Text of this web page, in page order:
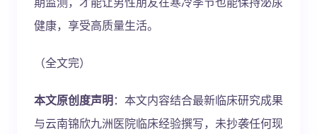
健康，享受高质量生活。
（全文完）
本文原创度声明：本文内容结合最新临床研究成果
与云南锦欣九洲医院临床经验撰写，未抄袭任何现